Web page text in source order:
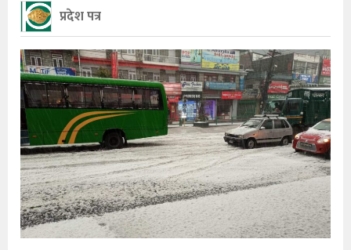
प्रदेश पत्र